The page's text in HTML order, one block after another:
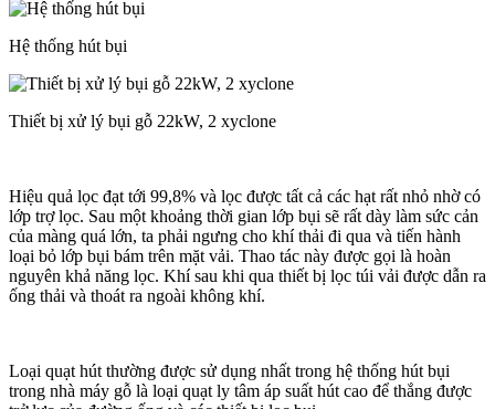
Hệ thống hút bụi
Thiết bị xử lý bụi gỗ 22kW, 2 xyclone
Hiệu quả lọc đạt tới 99,8% và lọc được tất cả các hạt rất nhỏ nhờ có
lớp trợ lọc. Sau một khoảng thời gian lớp bụi sẽ rất dày làm sức cản
của màng quá lớn, ta phải ngưng cho khí thải đi qua và tiến hành
loại bỏ lớp bụi bám trên mặt vải. Thao tác này được gọi là hoàn
nguyên khả năng lọc. Khí sau khi qua thiết bị lọc túi vải được dẫn ra
ống thải và thoát ra ngoài không khí.
Loại quạt hút thường được sử dụng nhất trong hệ thống hút bụi
trong nhà máy gỗ là loại quạt ly tâm áp suất hút cao để thắng được